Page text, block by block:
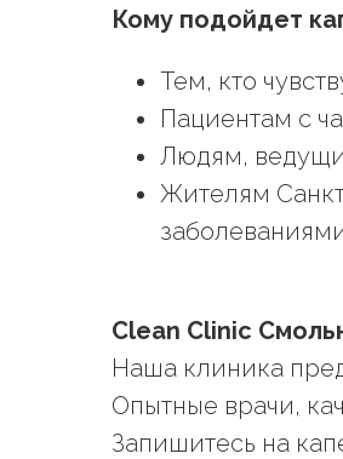
Кому подойдет
Тем, кто
Пациентам с
Людям,
Жителям
Clean Clinic
Наша клиника
Опытные врачи,
Запишитесь на